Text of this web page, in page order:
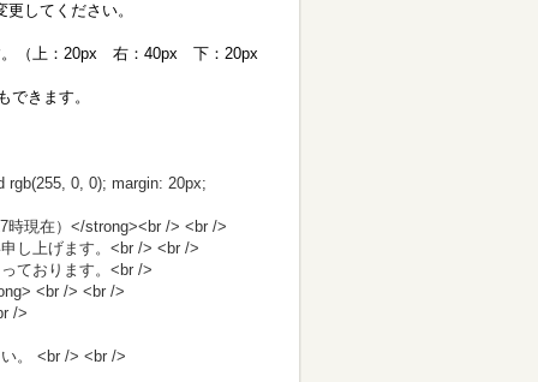
更してください。
（上：20px 右：40px 下：20px
きます。
0, 0); margin: 20px;
時現在）</strong><br /> <br />
し上げます。<br /> <br />
ております。<br />
<br /> <br />
/>
。 <br /> <br />